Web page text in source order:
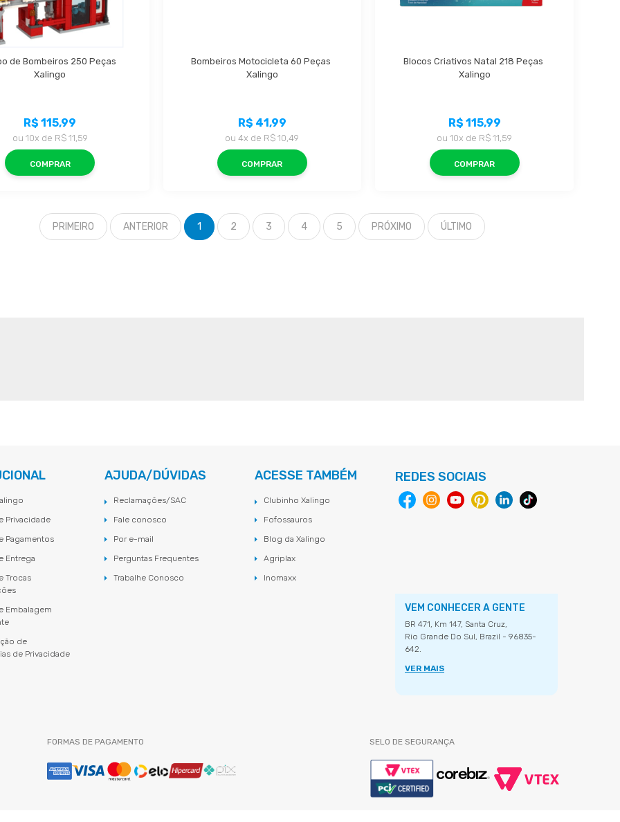
de Bombeiros 250 Peças
Xalingo
R$ 115,99
ou 10x de R$ 11,59
COMPRAR
Bombeiros Motocicleta 60 Peças
Xalingo
R$ 41,99
ou4x de R$ 10,49
COMPRAR
Blocos Criativos Natal 218 Peças
Xalingo
R$ 115,99
ou10x de R$ 11,59
COMPRAR
PRIMEIRO ANTERIOR 1 2 3 4 5 PRÓXIMO ÚLTIMO
Privacidade
Pagamentos
Entrega
Trocas
Embalagem
de
de Privacidade
AJUDA/DÚVIDAS
Reclamações/SAC
Fale conosco
Por e-mail
Perguntas Frequentes
Trabalhe Conosco
ACESSE TAMBÉM
Clubinho Xalingo
Fofossauros
Blog da Xalingo
Agriplax
Inomaxx
REDES SOCIAIS
VEM CONHECER A GENTE
BR 471, Km 147, Santa Cruz,
Rio Grande Do Sul, Brazil - 96835-
642.
VER MAIS
FORMAS DE PAGAMENTO SELO DE SEGURANÇA